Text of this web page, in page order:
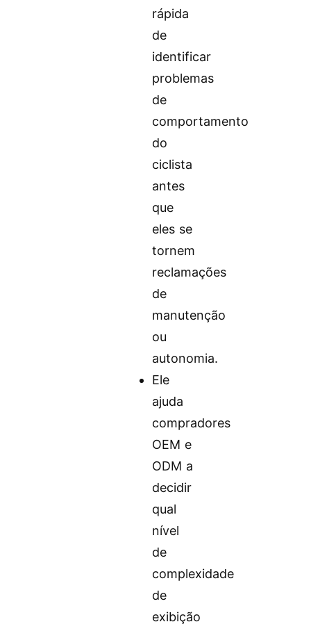
rápida
de
identificar
problemas
de
comportamento
do
ciclista
antes
que
eles se
tornem
reclamações
de
manutenção
ou
autonomia.
Ele
ajuda
compradores
OEM e
ODM a
decidir
qual
nível
de
complexidade
de
exibição